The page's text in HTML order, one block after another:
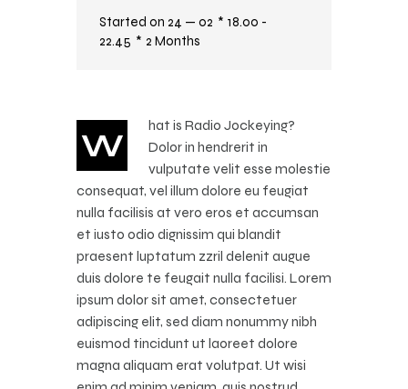
Started on 24 — 02
18.00 -
22.45
2 Months
W
hat is Radio Jockeying?
Dolor in hendrerit in
vulputate velit esse molestie
consequat, vel illum dolore eu feugiat
nulla facilisis at vero eros et accumsan
et iusto odio dignissim qui blandit
praesent luptatum zzril delenit augue
duis dolore te feugait nulla facilisi. Lorem
ipsum dolor sit amet, consectetuer
adipiscing elit, sed diam nonummy nibh
euismod tincidunt ut laoreet dolore
magna aliquam erat volutpat. Ut wisi